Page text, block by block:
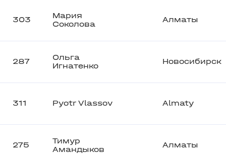
303
Мария
Соколова
Алматы
287
Ольга
Игнатенко
Новосибирск
311 Pyotr Vlassov Almaty
275
Тимур
Амандыков
Алматы